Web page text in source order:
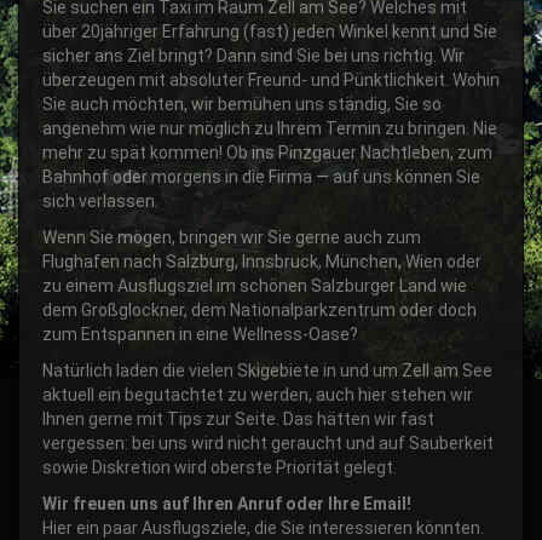
Sie suchen ein Taxi im Raum Zell am See? Welches mit
über 20jähriger Erfahrung (fast) jeden Winkel kennt und Sie
sicher ans Ziel bringt? Dann sind Sie bei uns richtig. Wir
überzeugen mit absoluter Freund- und Pünktlichkeit. Wohin
Sie auch möchten, wir bemühen uns ständig, Sie so
angenehm wie nur möglich zu Ihrem Termin zu bringen. Nie
mehr zu spät kommen! Ob ins Pinzgauer Nachtleben, zum
Bahnhof oder morgens in die Firma — auf uns können Sie
sich verlassen.
Wenn Sie mögen, bringen wir Sie gerne auch zum
Flughafen nach Salzburg, Innsbruck, München, Wien oder
zu einem Ausflugsziel im schönen Salzburger Land wie
dem Großglockner, dem Nationalparkzentrum oder doch
zum Entspannen in eine Wellness-Oase?
Natürlich laden die vielen Skigebiete in und um Zell am See
aktuell ein begutachtet zu werden, auch hier stehen wir
Ihnen gerne mit Tips zur Seite. Das hätten wir fast
vergessen: bei uns wird nicht geraucht und auf Sauberkeit
sowie Diskretion wird oberste Priorität gelegt.
Wir freuen uns auf Ihren Anruf oder Ihre Email!
Hier ein paar Ausflugsziele, die Sie interessieren könnten.